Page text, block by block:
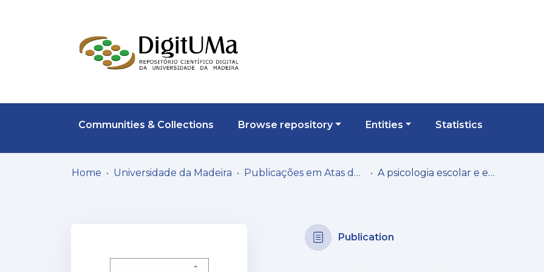
Communities & Collections Browse repository Entities Statistics
Home Universidade da Madeira Publicações em Atas de Congressos/Conferências, etc. A psicologia escolar e educacional na regulação emocional de estudantes frente às disrupturas psicossociais no período pandêmico: um relato de experiência
Publication